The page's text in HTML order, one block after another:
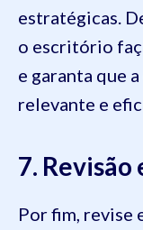
estratégicas.
o escritório
e garanta que
relevante e
7.
Por fim, revise